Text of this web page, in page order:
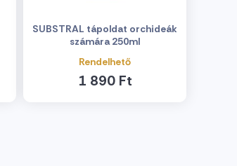
SUBSTRAL tápoldat orchideák
számára 250ml
Rendelhető
1 890 Ft